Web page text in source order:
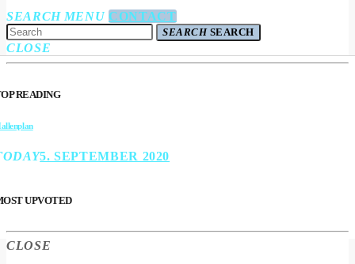
SEARCH MENU CONTACT
SEARCHSEARCH
CLOSE
READING
5. SEPTEMBER 2020
UPVOTED
CLOSE